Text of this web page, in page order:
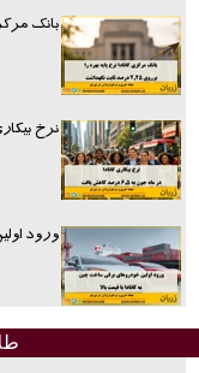
بانک
نرخ بیکاری
ورود